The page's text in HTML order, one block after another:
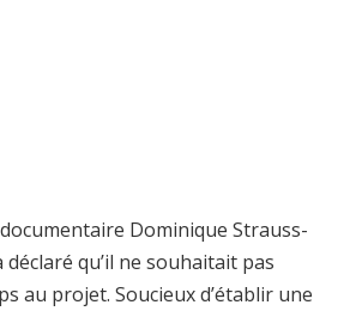
Dominique Strauss-
qu’il ne souhaitait pas
au projet. Soucieux d’établir une